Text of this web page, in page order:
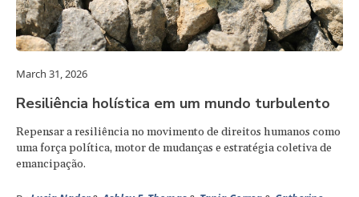
March 31, 2026
Resiliência holística em um mundo turbulento
Repensar a resiliência no movimento de direitos humanos como
uma força política, motor de mudanças e estratégia coletiva de
emancipação.